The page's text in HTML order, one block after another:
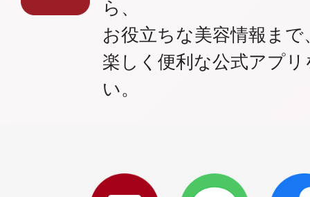
ら、
お役立ちな美容情報まで
楽しく便利な公式アプ
い。